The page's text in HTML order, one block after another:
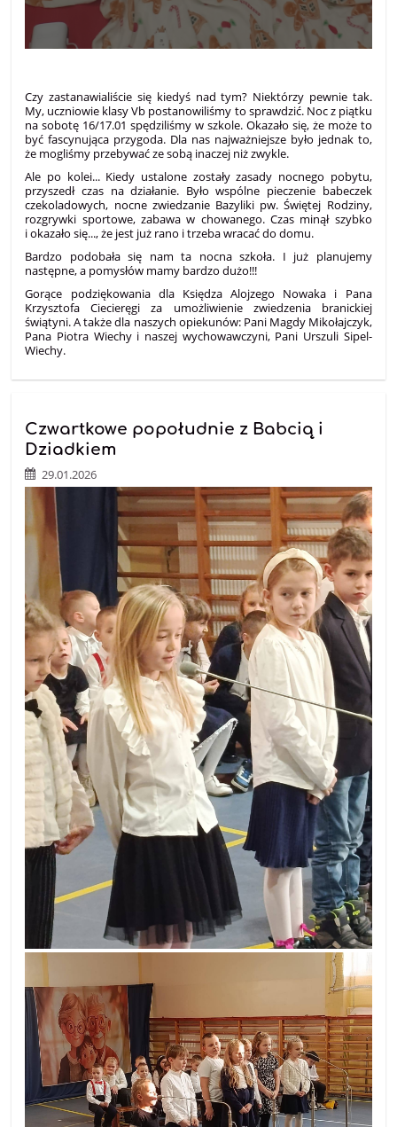
Czy zastanawialiście się kiedyś nad tym? Niektórzy pewnie tak.
My, uczniowie klasy Vb postanowiliśmy to sprawdzić. Noc z piątku
na sobotę 16/17.01 spędziliśmy w szkole. Okazało się, że może to
być fascynująca przygoda. Dla nas najważniejsze było jednak to,
że mogliśmy przebywać ze sobą inaczej niż zwykle.
Ale po kolei... Kiedy ustalone zostały zasady nocnego pobytu,
przyszedł czas na działanie. Było wspólne pieczenie babeczek
czekoladowych, nocne zwiedzanie Bazyliki pw. Świętej Rodziny,
rozgrywki sportowe, zabawa w chowanego. Czas minął szybko
i okazało się..., że jest już rano i trzeba wracać do domu.
Bardzo podobała się nam ta nocna szkoła. I już planujemy
następne, a pomysłów mamy bardzo dużo!!!
Gorące podziękowania dla Księdza Alojzego Nowaka i Pana
Krzysztofa Ciecieręgi za umożliwienie zwiedzenia branickiej
świątyni. A także dla naszych opiekunów: Pani Magdy Mikołajczyk,
Pana Piotra Wiechy i naszej wychowawczyni, Pani Urszuli Sipel-
Wiechy.
Czwartkowe popołudnie z Babcią i
Dziadkiem
29.01.2026